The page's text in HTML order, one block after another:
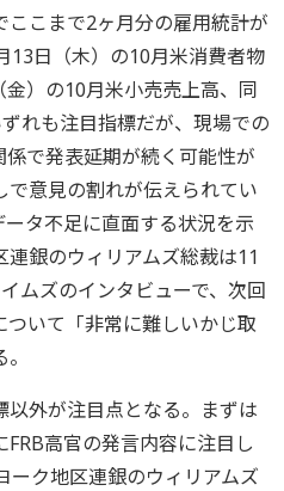
こまで2ヶ月分の雇用統計が
13日（木）の10月米消費者物
）の10月米小売売上高、同
れも注目指標だが、現場での
で発表延期が続く可能性が
意見の割れが伝えられてい
タ不足に直面する状況を示
銀のウィリアムズ総裁は11
ムズのインタビューで、次回
ついて「非常に難しいかじ取
以外が注目点となる。まずは
高官の発言内容に注目し
ーク地区連銀のウィリアムズ